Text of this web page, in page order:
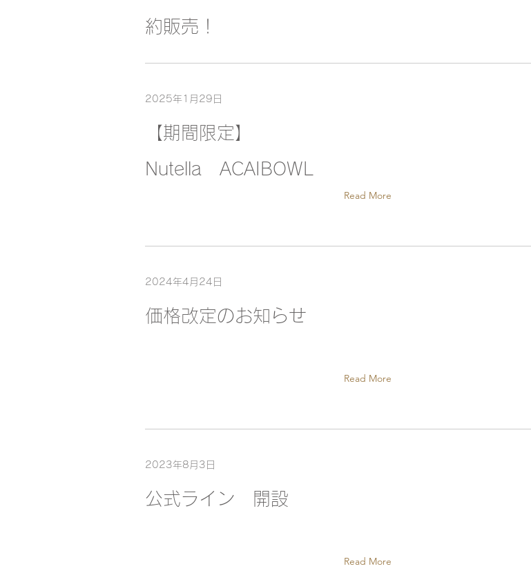
約販売！
2025年1月29日
【期間限定】
Nutella ACAIBOWL
Read More
2024年4月24日
価格改定のお知らせ
Read More
2023年8月3日
公式ライン 開設
Read More